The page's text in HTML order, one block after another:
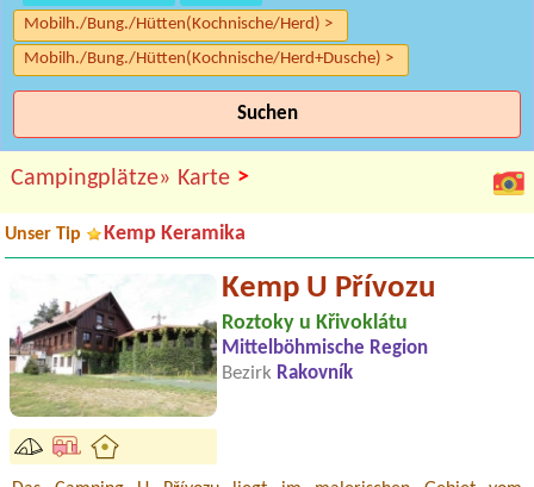
Mobilh./Bung./Hütten(Kochnische/Herd) >
Mobilh./Bung./Hütten(Kochnische/Herd+Dusche) >
Suchen
Campingplätze» Karte >
Unser Tip Kemp Keramika
Kemp U Přívozu
Roztoky u Křivoklátu
Mittelböhmische Region
Bezirk Rakovník